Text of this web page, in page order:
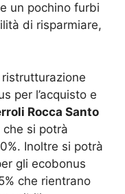
un pochino furbi
di risparmiare,
per l’acquisto e
Rocca Santo
si potrà
Inoltre si potrà
gli ecobonus
che rientrano